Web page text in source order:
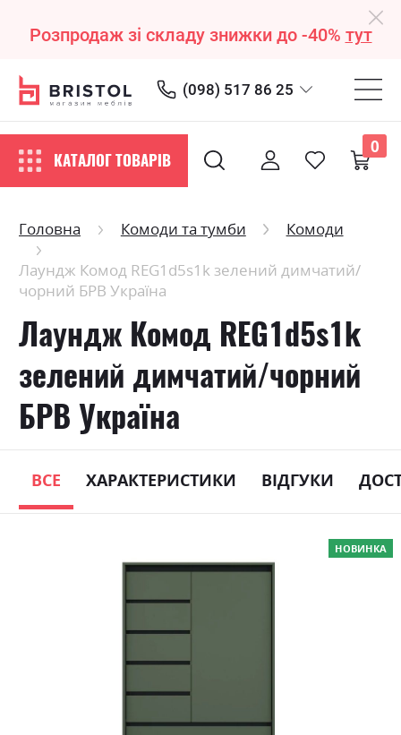
Розпродаж зі складу знижки до -40% тут
(098) 517 86 25
КАТАЛОГ ТОВАРІВ
0
Головна Комоди та тумби
Комоди
Лаундж Комод REG1d5s1k зелений димчатий/
чорний БРВ Україна
Лаундж Комод REG1d5s1k
зелений димчатий/чорний
БРВ Україна
ВСЕ ХАРАКТЕРИСТИКИ ВІДГУКИ
НОВИНКА